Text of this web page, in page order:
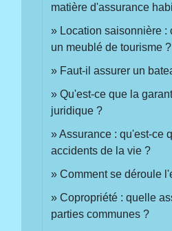
matière d'assurance
Location saisonnière :
un meublé de tourisme ?
Faut-il assurer un
Qu'est-ce que la
juridique ?
Assurance : qu'est-ce
accidents de la vie ?
Comment se déroule
Copropriété : quelle
parties communes ?